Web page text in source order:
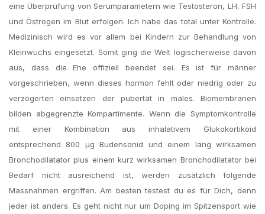
eine Überprüfung von Serumparametern wie Testosteron, LH, FSH
und Östrogen im Blut erfolgen. Ich habe das total unter Kontrolle.
Medizinisch wird es vor allem bei Kindern zur Behandlung von
Kleinwuchs eingesetzt. Somit ging die Welt logischerweise davon
aus, dass die Ehe offiziell beendet sei. Es ist für männer
vorgeschrieben, wenn dieses hormon fehlt oder niedrig oder zu
verzögerten einsetzen der pubertät in males. Biomembranen
bilden abgegrenzte Kompartimente. Wenn die Symptomkontrolle
mit einer Kombination aus inhalativem Glukokortikoid
entsprechend 800 µg Budensonid und einem lang wirksamen
Bronchodilatator plus einem kurz wirksamen Bronchodilatator bei
Bedarf nicht ausreichend ist, werden zusätzlich folgende
Massnahmen ergriffen. Am besten testest du es für Dich, denn
jeder ist anders. Es geht nicht nur um Doping im Spitzensport wie